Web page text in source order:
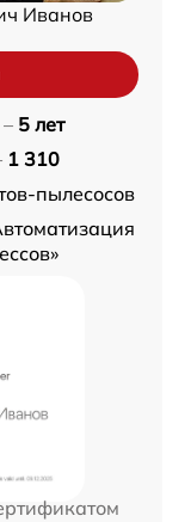
Иванов
5 лет
1 310
пылесосов